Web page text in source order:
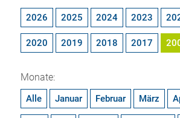
2026 2025 2024 2023
2020 2019 2018 2017
Monate:
Alle Januar Februar März